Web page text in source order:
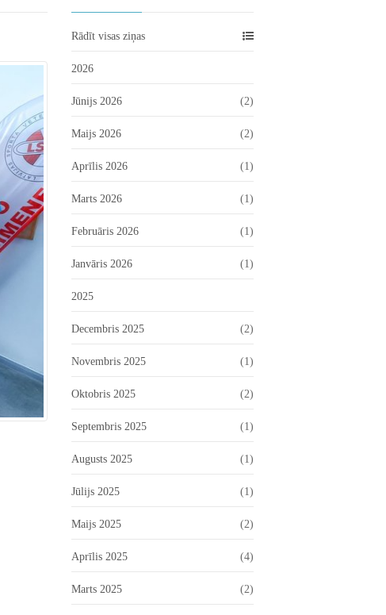
Rādīt visas ziņas
2026
Jūnijs 2026 (2)
Maijs 2026 (2)
Aprīlis 2026 (1)
Marts 2026 (1)
Februāris 2026 (1)
Janvāris 2026 (1)
2025
Decembris 2025 (2)
Novembris 2025 (1)
Oktobris 2025 (2)
Septembris 2025 (1)
Augusts 2025 (1)
Jūlijs 2025 (1)
Maijs 2025 (2)
Aprīlis 2025 (4)
Marts 2025 (2)